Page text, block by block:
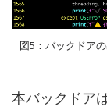
図5：バックドア
本バックドア